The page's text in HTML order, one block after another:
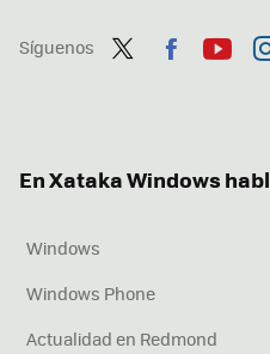
Síguenos
En Xataka Windows
Windows
Windows Phone
Actualidad en Redmond